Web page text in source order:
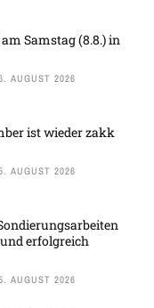
am Samstag (8.8.) in
AUGUST 2026
ist wieder zakk
AUGUST 2026
erfolgreich
AUGUST 2026